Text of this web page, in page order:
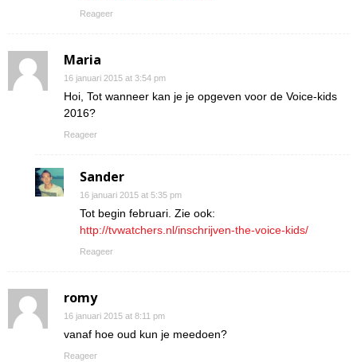
Reageer
Maria
16 januari 2015 at 3:54 pm
Hoi, Tot wanneer kan je je opgeven voor de Voice-kids
2016?
Reageer
Sander
16 januari 2015 at 5:35 pm
Tot begin februari. Zie ook:
http://tvwatchers.nl/inschrijven-the-voice-kids/
Reageer
romy
16 januari 2015 at 8:11 pm
vanaf hoe oud kun je meedoen?
Reageer